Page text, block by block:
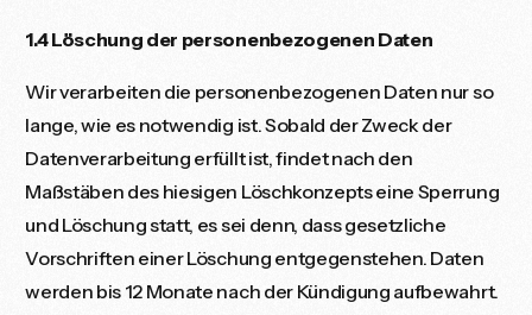
1.4 Löschung der personenbezogenen Daten
Wir verarbeiten die personenbezogenen Daten nur so
lange, wie es notwendig ist. Sobald der Zweck der
Datenverarbeitung erfüllt ist, findet nach den
Maßstäben des hiesigen Löschkonzepts eine Sperrung
und Löschung statt, es sei denn, dass gesetzliche
Vorschriften einer Löschung entgegenstehen. Daten
werden bis 12 Monate nach der Kündigung aufbewahrt.